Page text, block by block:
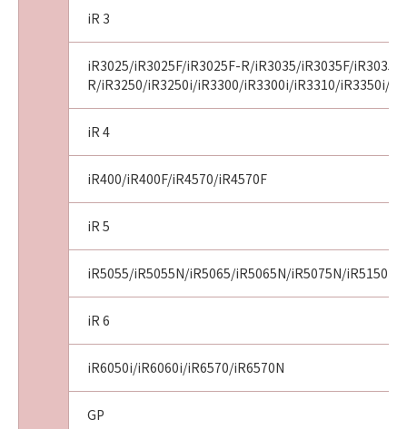
iR 3
iR3025/iR3025F/iR3025F-R/iR3035/iR3035F/
R/iR3250/iR3250i/iR3300/iR3300i/iR3310/iR3350i/
iR 4
iR400/iR400F/iR4570/iR4570F
iR 5
iR5055/iR5055N/iR5065/iR5065N/iR5075N/iR5150i/
iR 6
iR6050i/iR6060i/iR6570/iR6570N
GP